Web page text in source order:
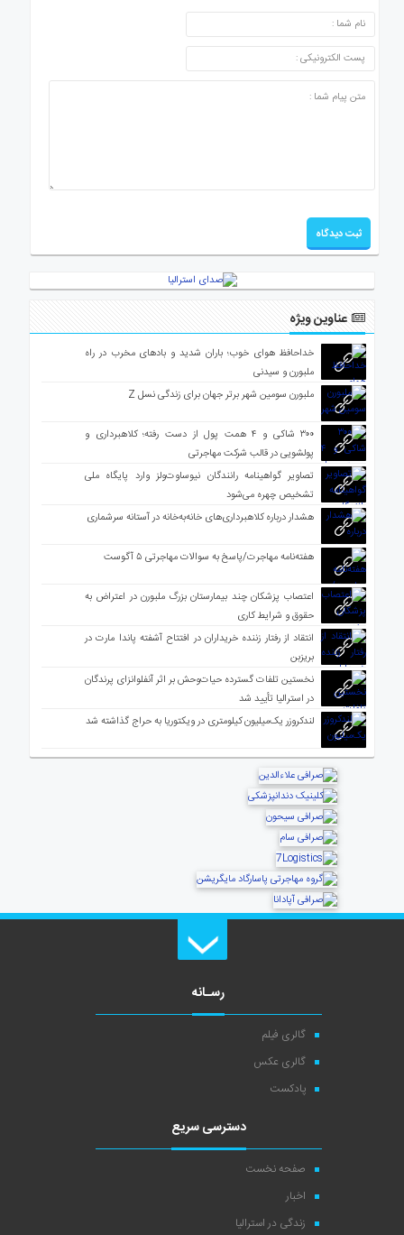
ارسال دیدگاه
عناوین ویژه
خداحافظ هوای خوب؛ باران شدید و بادهای مخرب در راه
ملبورن و سیدنی
ملبورن سومین شهر برتر جهان برای زندگی نسل Z
۳۰۰ شاکی و ۴ همت پول از دست رفته؛ کلاهبرداری و
پولشویی در قالب شرکت مهاجرتی
تصاویر گواهینامه رانندگان نیوساوت‌ولز وارد پایگاه ملی
تشخیص چهره می‌شود
هشدار درباره کلاهبرداری‌های خانه‌به‌خانه در آستانه سرشماری
هفته‌نامه مهاجرت/پاسخ به سوالات مهاجرتی ۵ آگوست
اعتصاب پزشکان چند بیمارستان بزرگ ملبورن در اعتراض به
حقوق و شرایط کاری
انتقاد از رفتار زننده خریداران در افتتاح آشفته پاندا مارت در
بریزبن
نخستین تلفات گسترده حیات‌وحش بر اثر آنفلوانزای پرندگان
در استرالیا تأیید شد
لندکروزر یک‌میلیون کیلومتری در ویکتوریا به حراج گذاشته شد
رسـانه
گالری فیلم
گالری عکس
پادکست
دسترسی سریع
صفحه نخست
اخبار
زندگی در استرالیا